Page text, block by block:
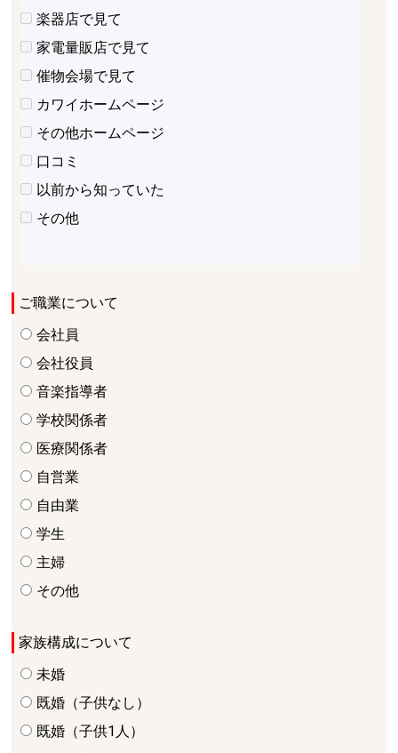
楽器店で見て
家電量販店で見て
催物会場で見て
カワイホームページ
その他ホームページ
口コミ
以前から知っていた
その他
ご職業について
会社員
会社役員
音楽指導者
学校関係者
医療関係者
自営業
自由業
学生
主婦
その他
家族構成について
未婚
既婚（子供なし）
既婚（子供1人）